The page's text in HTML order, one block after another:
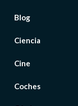
Blog
Ciencia
Cine
Coches